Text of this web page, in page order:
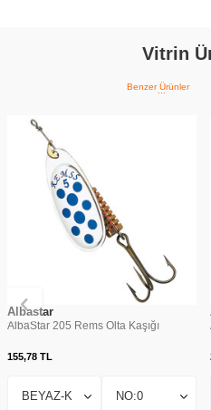
Vitrin
Benzer Ürünler
Albastar
AlbaStar 205 Rems Olta Kaşığı
155,78 TL